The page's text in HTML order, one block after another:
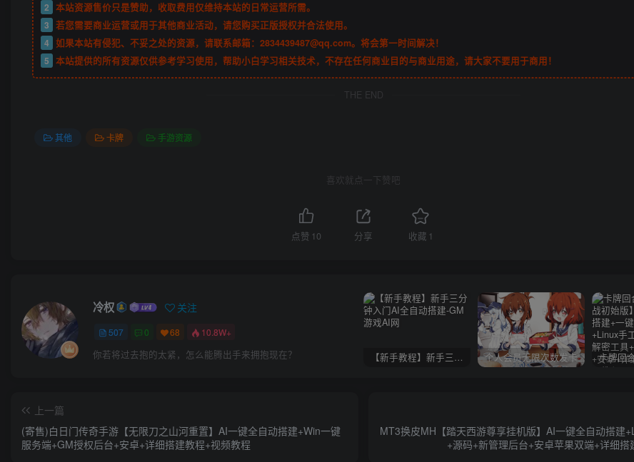
2 本站资源售价只是赞助，收取费用仅维持本站的日常运营所需。
3 若您需要商业运营或用于其他商业活动，请您购买正版授权并合法使用。
4 如果本站有侵犯、不妥之处的资源，请联系邮箱：2834439487@qq.com。将会第一时间解决！
5 本站提供的所有资源仅供参考学习使用，帮助小白学习相关技术，不存在任何商业目的与商业用途，请大家不要用于商用！
THE END
其他 卡牌 手游资源
喜欢就点一下赞吧
点赞 10 分享 收藏 1
冷权 关注
507 0 68 10.8W+
你若将过去抱的太紧，怎么能腾出手来拥抱现在？ 【新手教程】新手三分钟入门AI全自动搭建 个人会员无限次数发卡
上一篇
(寄售)白日门传奇手游【无限刀之山河重置】AI一键全自动搭建+Win一键
服务端+GM授权后台+安卓+详细搭建教程+视频教程
MT3换皮MH【踏天西游尊享挂机版】AI一键全自动搭建
+源码+新管理后台+安卓苹果双端+详细搭